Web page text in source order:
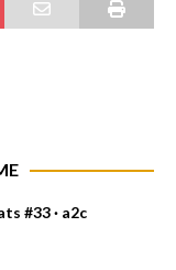
#33 · a2c